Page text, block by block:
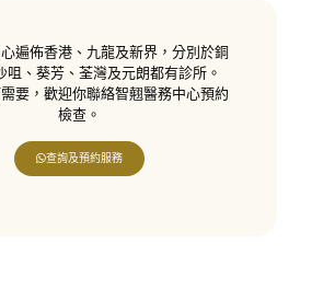
遍佈香港、九龍及新界，分別於銅
咀、葵芳、荃灣及元朗都有診所。
要，歡迎你聯絡智翹醫務中心預約
檢查。
查詢及預約服務